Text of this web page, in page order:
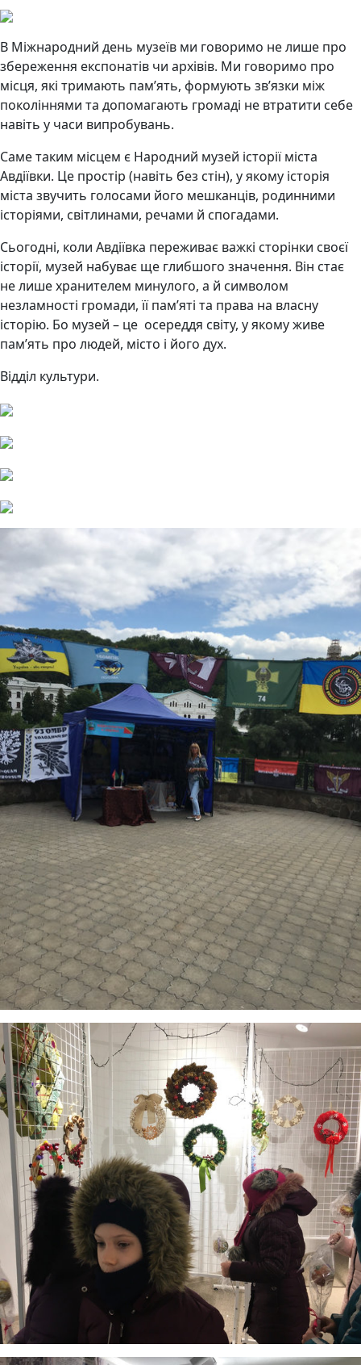
В Міжнародний день музеїв ми говоримо не лише про
збереження експонатів чи архівів. Ми говоримо про
місця, які тримають пам’ять, формують зв’язки між
поколіннями та допомагають громаді не втратити себе
навіть у часи випробувань.
Саме таким місцем є Народний музей історії міста
Авдіївки. Це простір (навіть без стін), у якому історія
міста звучить голосами його мешканців, родинними
історіями, світлинами, речами й спогадами.
Сьогодні, коли Авдіївка переживає важкі сторінки своєї
історії, музей набуває ще глибшого значення. Він стає
не лише хранителем минулого, а й символом
незламності громади, її пам’яті та права на власну
історію. Бо музей – це осереддя світу, у якому живе
пам’ять про людей, місто і його дух.
Відділ культури.